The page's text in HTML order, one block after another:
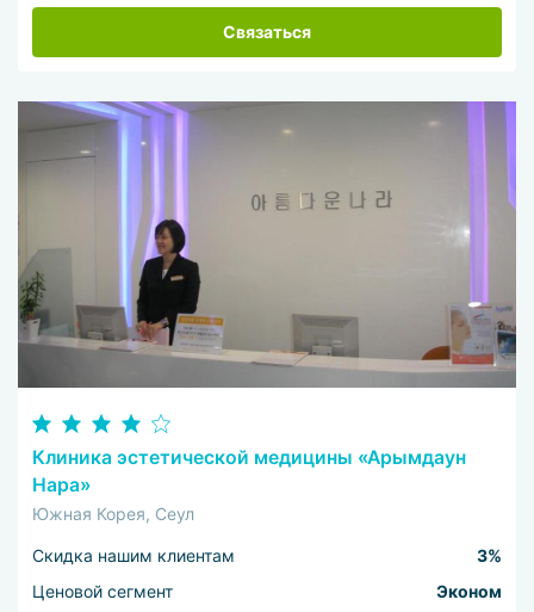
Связаться
Клиника эстетической медицины «Арымдаун
Нара»
Южная Корея, Сеул
Скидка нашим клиентам
3%
Ценовой сегмент
Эконом